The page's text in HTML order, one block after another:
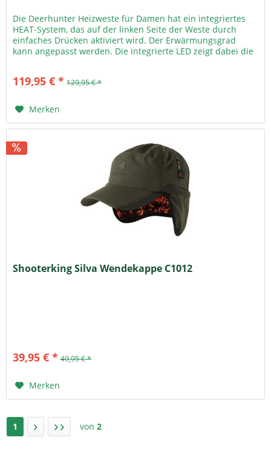
Die Deerhunter Heizweste für Damen hat ein integriertes
HEAT-System, das auf der linken Seite der Weste durch
einfaches Drücken aktiviert wird. Der Erwärmungsgrad
kann angepasst werden. Die integrierte LED zeigt dabei die
119,95 € * 129,95 € *
Merken
Shooterking Silva Wendekappe C1012
39,95 € * 49,95 € *
Merken
1 von 2